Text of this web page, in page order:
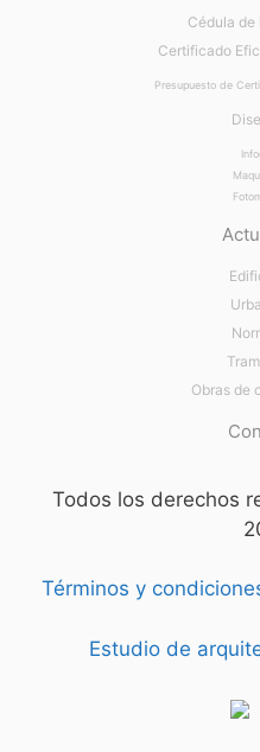
Cédula
Certificado
Presupuesto de
Obras de
Todos los derechos
Términos y
Estudio de